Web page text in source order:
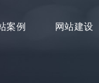
案例 网站建设